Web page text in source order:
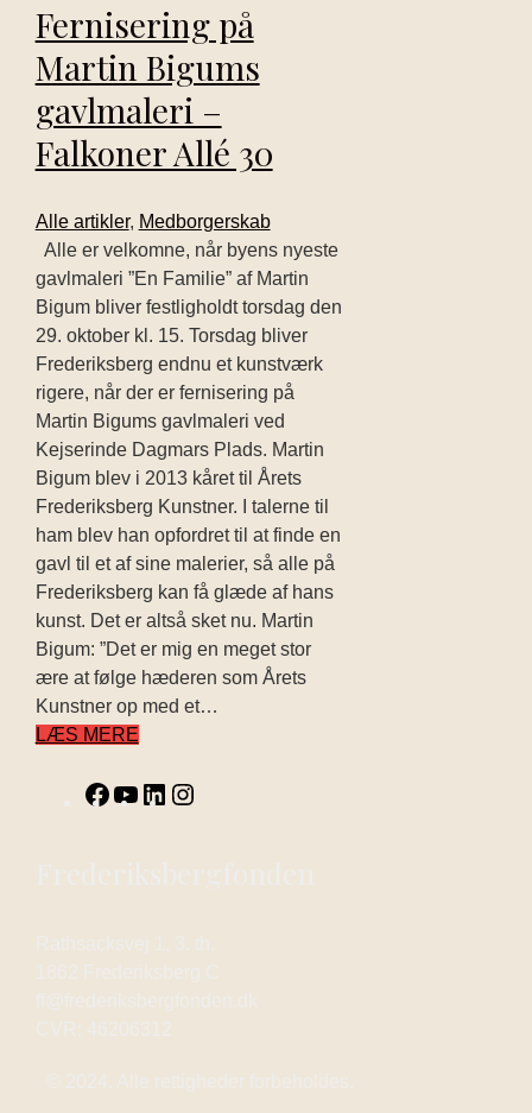
Fernisering på
Martin Bigums
gavlmaleri –
Falkoner Allé 30
Alle artikler, Medborgerskab
Alle er velkomne, når byens nyeste
gavlmaleri ”En Familie” af Martin
Bigum bliver festligholdt torsdag den
29. oktober kl. 15. Torsdag bliver
Frederiksberg endnu et kunstværk
rigere, når der er fernisering på
Martin Bigums gavlmaleri ved
Kejserinde Dagmars Plads. Martin
Bigum blev i 2013 kåret til Årets
Frederiksberg Kunstner. I talerne til
ham blev han opfordret til at finde en
gavl til et af sine malerier, så alle på
Frederiksberg kan få glæde af hans
kunst. Det er altså sket nu. Martin
Bigum: ”Det er mig en meget stor
ære at følge hæderen som Årets
Kunstner op med et…
LÆS MERE